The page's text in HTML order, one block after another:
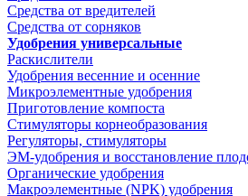
Средства от вредителей
Средства от сорняков
Удобрения универсальные
Раскислители
Удобрения весенние и осенние
Микроэлементные удобрения
Приготовление компоста
Стимуляторы корнеобразования
Регуляторы, стимуляторы
ЭМ-удобрения и восстановление
Органические удобрения
Макроэлементные (NPK) удобрения